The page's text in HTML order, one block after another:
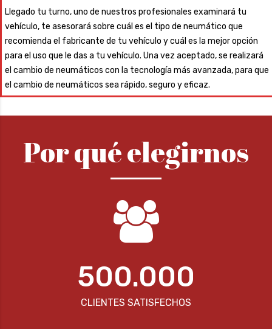
Llegado tu turno, uno de nuestros profesionales examinará tu
vehículo, te asesorará sobre cuál es el tipo de neumático que
recomienda el fabricante de tu vehículo y cuál es la mejor opción
para el uso que le das a tu vehículo. Una vez aceptado, se realizará
el cambio de neumáticos con la tecnología más avanzada, para que
el cambio de neumáticos sea rápido, seguro y eficaz.
Por qué elegirnos
500.000
CLIENTES SATISFECHOS